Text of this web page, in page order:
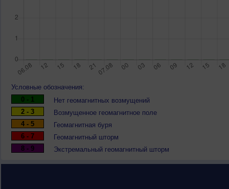
Условные обозначения:
0 - 1
Нет геомагнитных возмущений
2 - 3
Возмущенное геомагнитное поле
4 - 5
Геомагнитная буря
6 - 7
Геомагнитный шторм
8 - 9
Экстремальный геомагнитный шторм